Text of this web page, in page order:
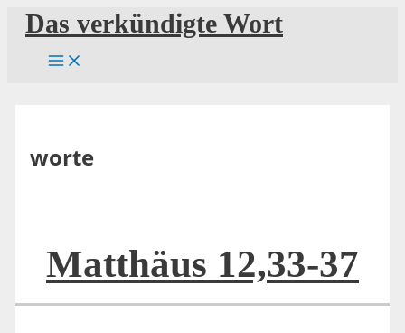
Zum
Inhalt
springen
Das verkündigte Wort
worte
Matthäus 12,33-37